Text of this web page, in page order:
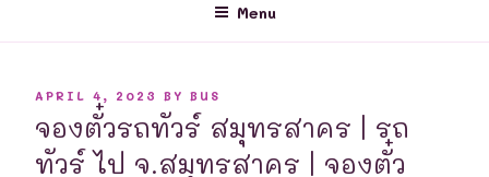
Menu
POSTED
APRIL 4, 2023 BY BUS
จองตั๋วรถทัวร์ สมุทรสาคร | รถ
ทัวร์ ไป จ.สมุทรสาคร | จองตั๋ว